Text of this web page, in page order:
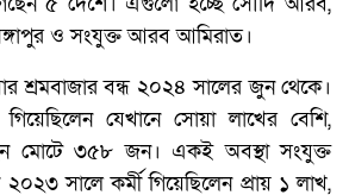
ও সংযুক্ত আরব আমিরাত।
শ্রমবাজার বন্ধ ২০২৪ সালের জুন থেকে।
যেখানে সোয়া লাখের বেশি,
মোটে ৩৫৮ জন। একই অবস্থা সংযুক্ত
সালে কর্মী গিয়েছিলেন প্রায় ১ লাখ,